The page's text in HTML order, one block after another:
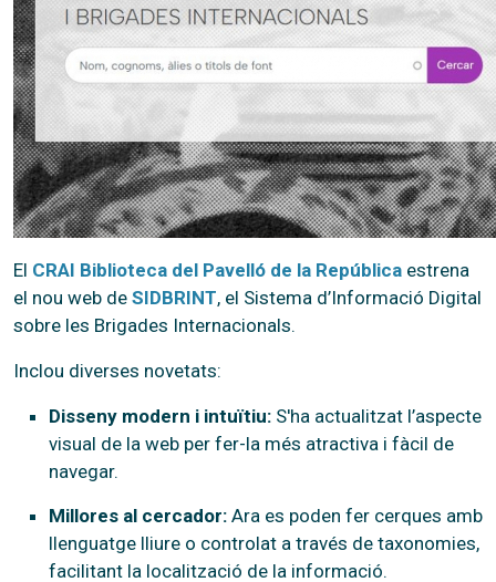
El CRAI Biblioteca del Pavelló de la República estrena
el nou web de SIDBRINT, el Sistema d’Informació Digital
sobre les Brigades Internacionals.
Inclou diverses novetats:
Disseny modern i intuïtiu: S'ha actualitzat l’aspecte
visual de la web per fer-la més atractiva i fàcil de
navegar.
Millores al cercador: Ara es poden fer cerques amb
llenguatge lliure o controlat a través de taxonomies,
facilitant la localització de la informació.